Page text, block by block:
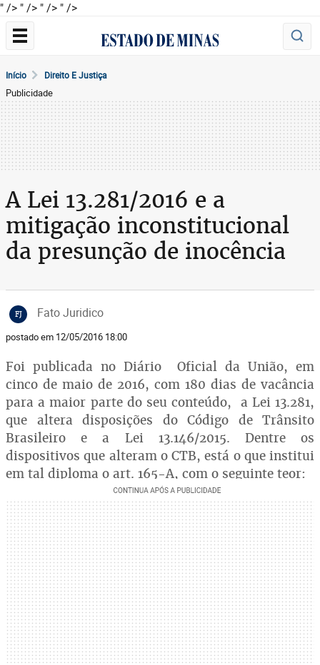
" /> " /> " /> " />
Início Direito E Justiça
Publicidade
A Lei 13.281/2016 e a
mitigação inconstitucional
da presunção de inocência
FJ Fato Juridico
postado em 12/05/2016 18:00
Foi publicada no Diário Oficial da União, em
cinco de maio de 2016, com 180 dias de vacância
para a maior parte do seu conteúdo, a Lei 13.281,
que altera disposições do Código de Trânsito
Brasileiro e a Lei 13.146/2015. Dentre os
dispositivos que alteram o CTB, está o que institui
em tal diploma o art. 165-A, com o seguinte teor: